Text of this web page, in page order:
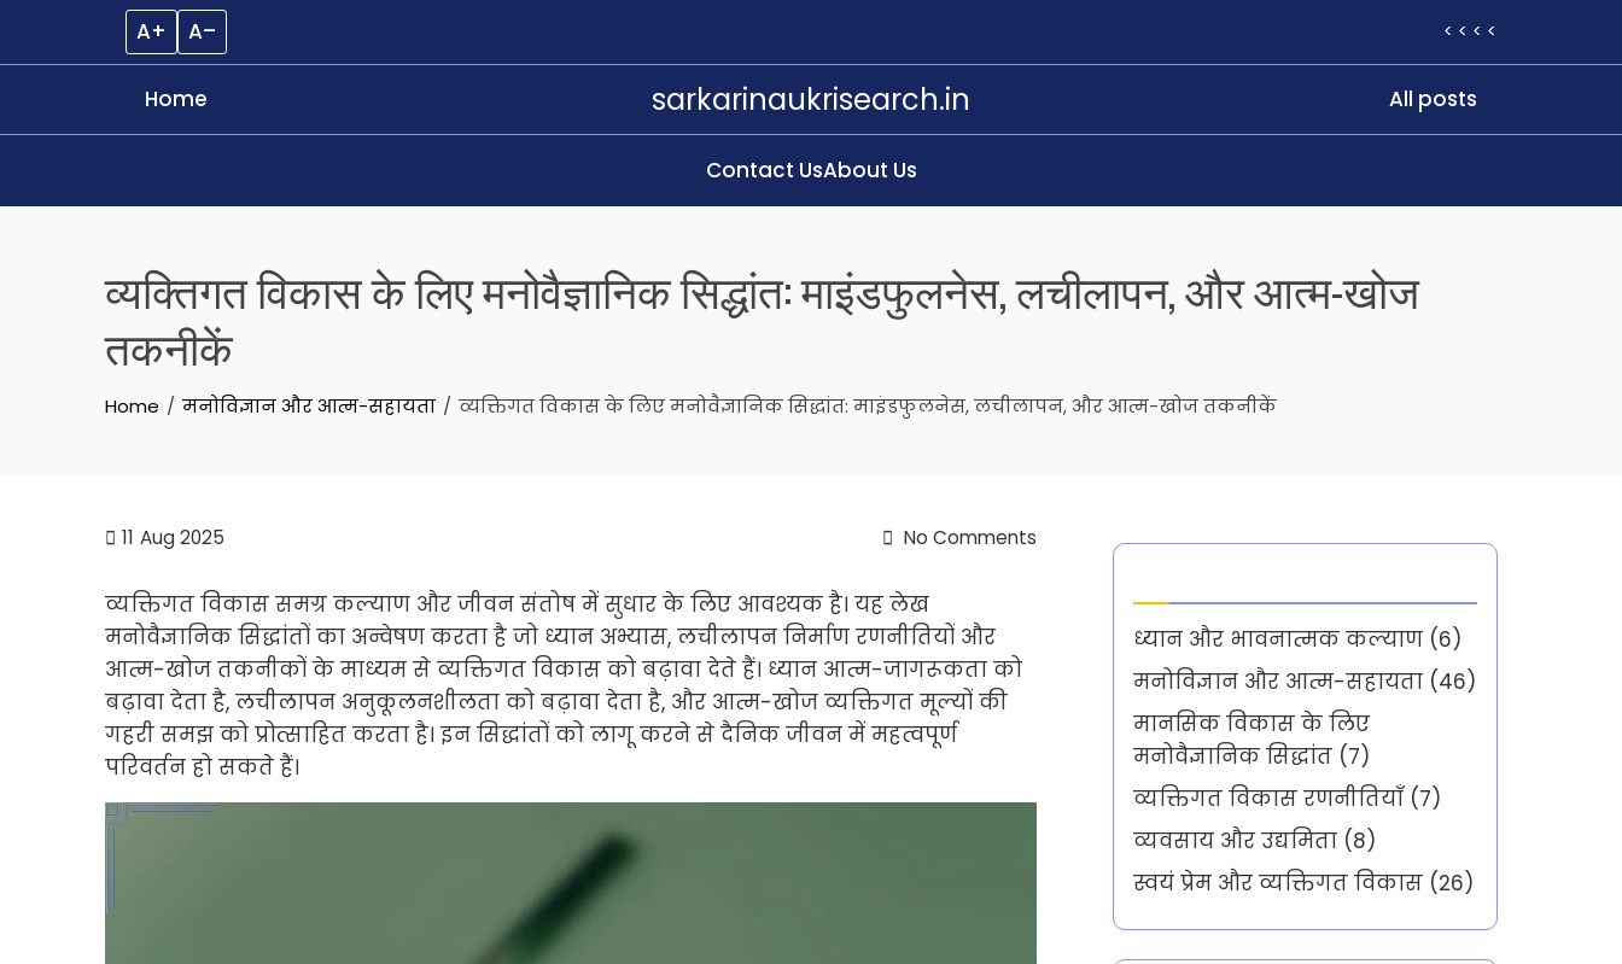
A+ A– < < < <
Home sarkarinaukrisearch.in All posts
Contact UsAbout Us
व्यक्तिगत विकास के लिए मनोवैज्ञानिक सिद्धांत: माइंडफुलनेस, लचीलापन, और आत्म-खोज
तकनीकें
Home मनोविज्ञान और आत्म-सहायता व्यक्तिगत विकास के लिए मनोवैज्ञानिक सिद्धांत: माइंडफुलनेस, लचीलापन, और आत्म-खोज तकनीकें
11 Aug 2025 No Comments
व्यक्तिगत विकास समग्र कल्याण और जीवन संतोष में सुधार के लिए आवश्यक है। यह लेख
मनोवैज्ञानिक सिद्धांतों का अन्वेषण करता है जो ध्यान अभ्यास, लचीलापन निर्माण रणनीतियों और
आत्म-खोज तकनीकों के माध्यम से व्यक्तिगत विकास को बढ़ावा देते हैं। ध्यान आत्म-जागरूकता को
बढ़ावा देता है, लचीलापन अनुकूलनशीलता को बढ़ावा देता है, और आत्म-खोज व्यक्तिगत मूल्यों की
गहरी समझ को प्रोत्साहित करता है। इन सिद्धांतों को लागू करने से दैनिक जीवन में महत्वपूर्ण
परिवर्तन हो सकते हैं।
ध्यान और भावनात्मक कल्याण (6)
मनोविज्ञान और आत्म-सहायता (46)
मानसिक विकास के लिए
मनोवैज्ञानिक सिद्धांत (7)
व्यक्तिगत विकास रणनीतियाँ (7)
व्यवसाय और उद्यमिता (8)
स्वयं प्रेम और व्यक्तिगत विकास (26)